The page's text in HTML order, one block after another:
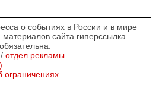
о событиях в России и в мире
сайта гиперссылка
обязательна.
/ отдел рекламы